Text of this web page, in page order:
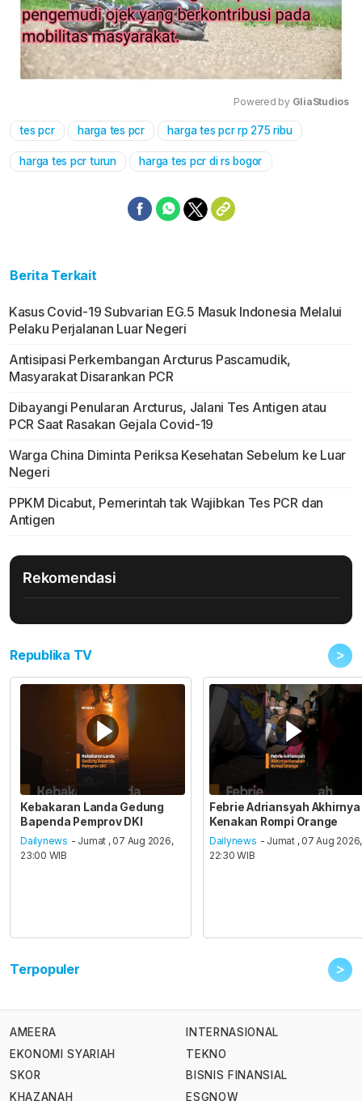
Mute
Powered by GliaStudios
tes pcr harga tes pcr harga tes pcr rp 275 ribu
harga tes pcr turun harga tes pcr di rs bogor
Berita Terkait
Kasus Covid-19 Subvarian EG.5 Masuk Indonesia Melalui
Pelaku Perjalanan Luar Negeri
Antisipasi Perkembangan Arcturus Pascamudik,
Masyarakat Disarankan PCR
Dibayangi Penularan Arcturus, Jalani Tes Antigen atau
PCR Saat Rasakan Gejala Covid-19
Warga China Diminta Periksa Kesehatan Sebelum ke Luar
Negeri
PPKM Dicabut, Pemerintah tak Wajibkan Tes PCR dan
Antigen
Rekomendasi
Republika TV >
Kebakaran Landa Gedung
Bapenda Pemprov DKI
Dailynews - Jumat , 07 Aug 2026,
23:00 WIB
Febrie Adriansyah Akhirnya
Kenakan Rompi Orange
Dailynews - Jumat , 07 Aug 2026,
22:30 WIB
Terpopuler >
AMEERA
EKONOMI SYARIAH
SKOR
KHAZANAH
INTERNASIONAL
TEKNO
BISNIS FINANSIAL
ESGNOW